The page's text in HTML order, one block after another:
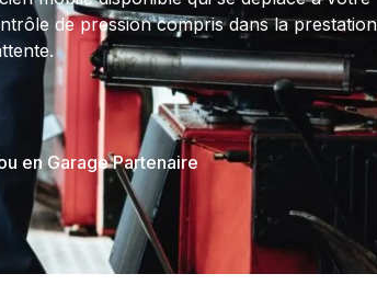
de pression compris dans la
en Garage Partenaire